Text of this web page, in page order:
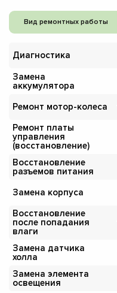
Вид ремонтных работы
Диагностика
Замена
аккумулятора
Ремонт мотор-колеса
Ремонт платы
управления
(восстановление)
Восстановление
разъемов питания
Замена корпуса
Восстановление
после попадания
влаги
Замена датчика
холла
Замена элемента
освещения